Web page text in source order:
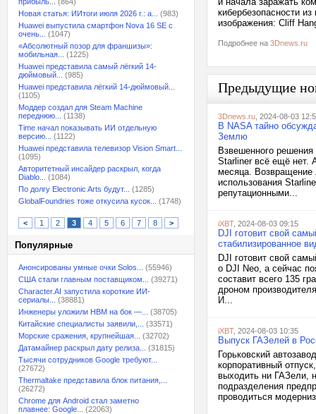
Новая статья: ИИтоги июля 2026 г.: а...
(983)
Huawei выпустила смартфон Nova 16 SE с
очень...
(1047)
«Абсолютный позор для франшизы»:
мобильная...
(1225)
Huawei представила самый лёгкий 14-
дюймовый...
(985)
Huawei представила лёгкий 14-дюймовый...
(1105)
Моддер создал для Steam Machine
переднюю...
(1138)
Time начал показывать ИИ отдельную
версию...
(1122)
Huawei представила телевизор Vision Smart...
(1095)
Авторитетный инсайдер раскрыл, когда
Diablo...
(1084)
По долгу Electronic Arts будут...
(1285)
GlobalFoundries тоже откусила кусок...
(1748)
< 1 2 3 4 5 6 7 8 >
Популярные
Анонсированы умные очки Solos...
(55946)
США стали главным поставщиком...
(39271)
Character.AI запустила короткие ИИ-
сериалы...
(38881)
Инженеры уложили HBM на бок —...
(38705)
Китайские специалисты заявили,...
(33571)
Морские сражения, крупнейшая...
(32702)
Датамайнер раскрыл дату релиза...
(31815)
Тысячи сотрудников Google требуют...
(27672)
Thermaltake представила блок питания,...
(26272)
Chrome для Android стал заметно
плавнее: Google...
(22063)
кибербезопасности
изображения: Cliff
Подробнее на 3Dnews.ru
Предыдущие
3Dnews.ru , 2024-08-03
В NASA тайно
Землю
Взвешенного
Starliner всё ещё нет.
месяца. Возвращение
использования
репутационными...
iXBT, 2024-08-03 09:15
DJI готовит свой
стабилизированное
DJI готовит свой
о DJI Neo, а сейчас
составит всего 135
дроном
И...
iXBT, 2024-08-03 10:35
Выпуск ГАЗелей в
Горьковский
корпоративный
выходить ни ГАЗели,
подразделения
проводиться